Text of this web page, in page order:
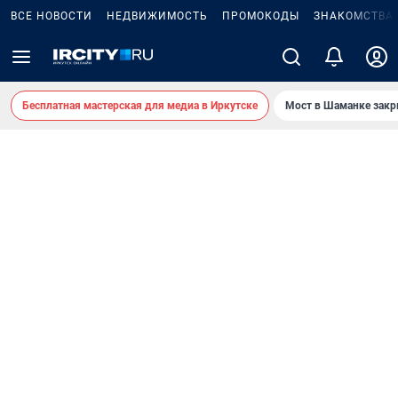
ВСЕ НОВОСТИ НЕДВИЖИМОСТЬ ПРОМОКОДЫ ЗНАКОМСТВА
Бесплатная мастерская для медиа в Иркутске Мост в Шаманке